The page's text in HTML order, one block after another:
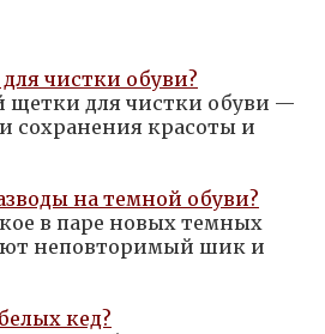
чистки обуви?
щетки для чистки обуви —
сохранения красоты и
на темной обуви?
в паре новых темных
неповторимый шик и
кед?